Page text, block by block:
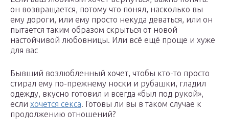
он возвращается, потому что понял, насколько вы
ему дороги, или ему просто некуда деваться, или он
пытается таким образом скрыться от новой
настойчивой любовницы. Или всё ещё проще и хуже
для вас
Бывший возлюбленный хочет, чтобы кто-то просто
стирал ему по-прежнему носки и рубашки, гладил
одежду, вкусно готовил и всегда «был под рукой»,
если хочется секса. Готовы ли вы в таком случае к
продолжению отношений?